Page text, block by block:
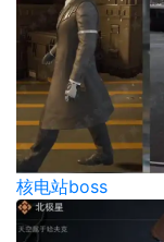
核电站boss